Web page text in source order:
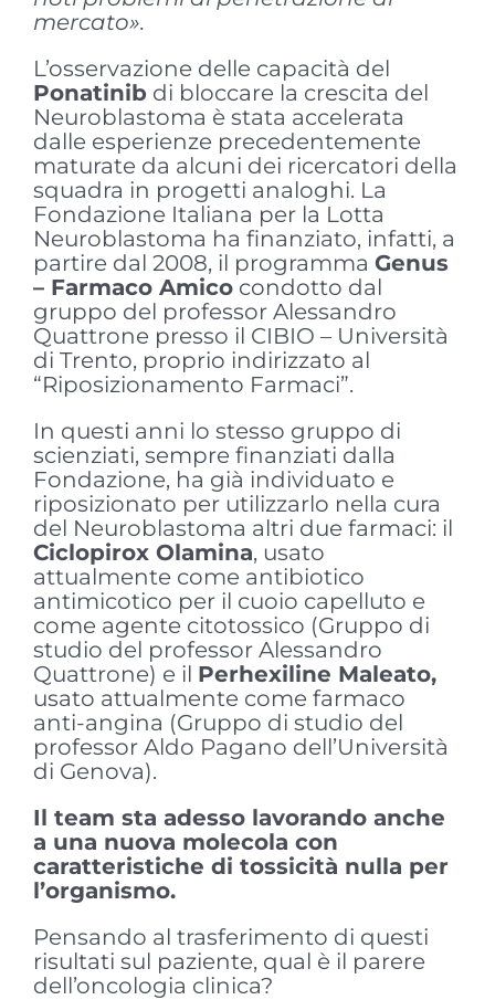
mercato».
L’osservazione delle capacità del
Ponatinib di bloccare la crescita del
Neuroblastoma è stata accelerata
dalle esperienze precedentemente
maturate da alcuni dei ricercatori della
squadra in progetti analoghi. La
Fondazione Italiana per la Lotta
Neuroblastoma ha finanziato, infatti, a
partire dal 2008, il programma Genus
– Farmaco Amico condotto dal
gruppo del professor Alessandro
Quattrone presso il CIBIO – Università
di Trento, proprio indirizzato al
“Riposizionamento Farmaci”.
In questi anni lo stesso gruppo di
scienziati, sempre finanziati dalla
Fondazione, ha già individuato e
riposizionato per utilizzarlo nella cura
del Neuroblastoma altri due farmaci: il
Ciclopirox Olamina, usato
attualmente come antibiotico
antimicotico per il cuoio capelluto e
come agente citotossico (Gruppo di
studio del professor Alessandro
Quattrone) e il Perhexiline Maleato,
usato attualmente come farmaco
anti-angina (Gruppo di studio del
professor Aldo Pagano dell’Università
di Genova).
Il team sta adesso lavorando anche
a una nuova molecola con
caratteristiche di tossicità nulla per
l’organismo.
Pensando al trasferimento di questi
risultati sul paziente, qual è il parere
dell’oncologia clinica?